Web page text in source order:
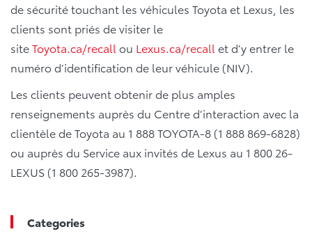
de sécurité touchant les véhicules Toyota et Lexus, les
clients sont priés de visiter le
siteToyota.ca/recall ou Lexus.ca/recall et d’y entrer le
numéro d’identification de leur véhicule (NIV).
Les clients peuvent obtenir de plus amples
renseignements auprès du Centre d’interaction avec la
clientèle de Toyota au 1 888 TOYOTA-8 (1 888 869-6828)
ou auprès du Service aux invités de Lexus au 1 800 26-
LEXUS (1 800 265-3987).
Categories